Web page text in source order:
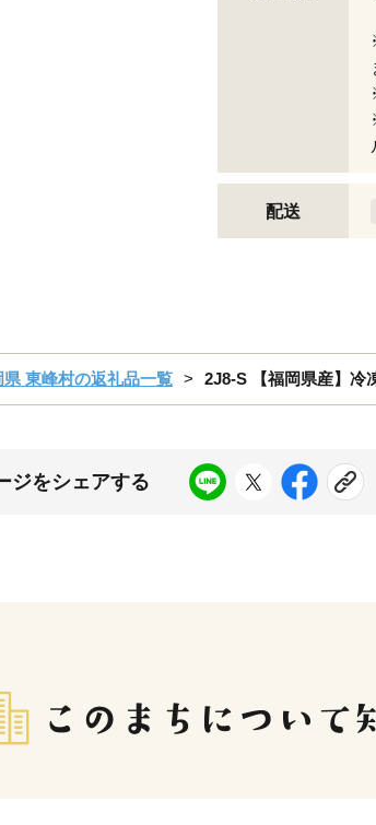
配送
県 東峰村の返礼品一覧 2J8-S 【福岡県産】冷
ジをシェアする